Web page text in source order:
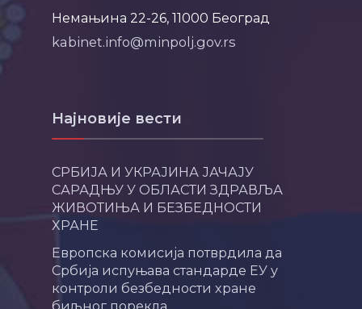
Немањина 22-26, 11000 Београд
kabinet.info@minpolj.gov.rs
Најновије вести
СРБИЈА И УКРАЈИНА ЈАЧАЈУ
САРАДЊУ У ОБЛАСТИ ЗДРАВЉА
ЖИВОТИЊА И БЕЗБЕДНОСТИ
ХРАНЕ
Европска комисија потврдила да
Србија испуњава стандарде ЕУ у
контроли безбедности хране